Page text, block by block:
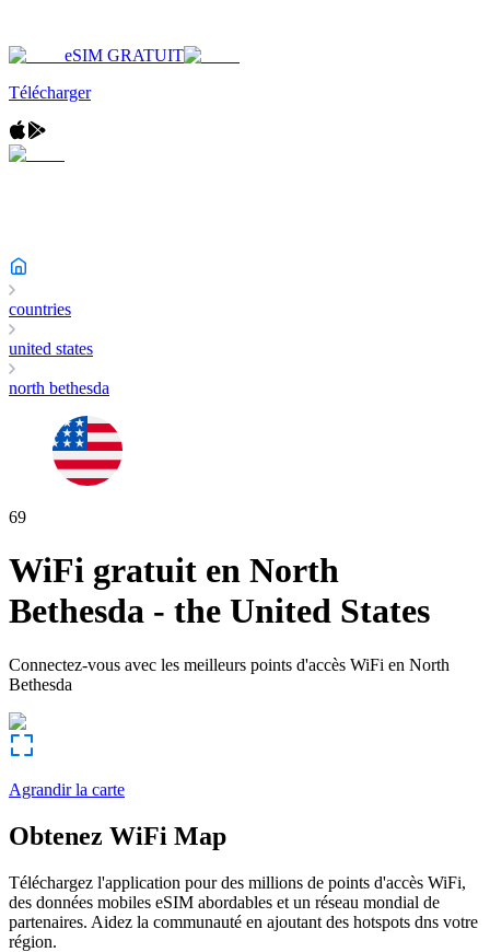
eSIM GRATUIT
Télécharger
countries
united states
north bethesda
69
WiFi gratuit en North
Bethesda - the United States
Connectez-vous avec les meilleurs points d'accès WiFi en North
Bethesda
Agrandir la carte
Obtenez WiFi Map
Téléchargez l'application pour des millions de points d'accès WiFi,
des données mobiles eSIM abordables et un réseau mondial de
partenaires. Aidez la communauté en ajoutant des hotspots dns votre
région.